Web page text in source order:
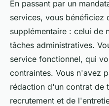
En passant par un
services, vous bénéficiez
supplémentaire : celui de
tâches administratives.
service fonctionnel, qui
contraintes. Vous n'avez
rédaction d'un contrat de
recrutement et de